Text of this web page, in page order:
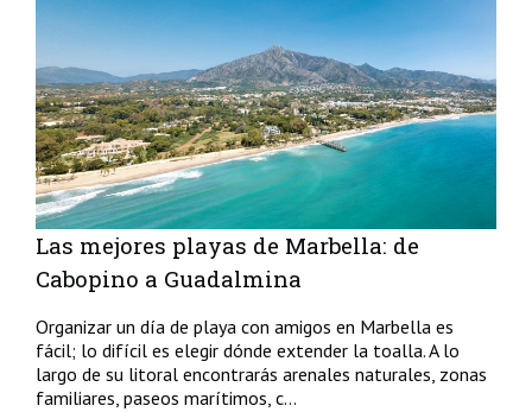
Las mejores playas de Marbella: de
Cabopino a Guadalmina
Organizar un día de playa con amigos en Marbella es
fácil; lo difícil es elegir dónde extender la toalla. A lo
largo de su litoral encontrarás arenales naturales, zonas
familiares, paseos marítimos, c...